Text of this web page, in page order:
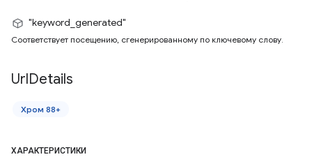
"keyword_generated"
Соответствует посещению, сгенерированному по ключевому слову.
UrlDetails
Хром 88+
ХАРАКТЕРИСТИКИ